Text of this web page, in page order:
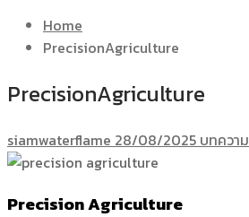
Home
PrecisionAgriculture
PrecisionAgriculture
siamwaterflame 28/08/2025 บทความ
Precision Agriculture